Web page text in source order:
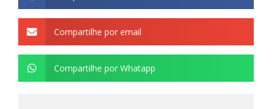
Compartilhe por email
Compartilhe por Whatapp